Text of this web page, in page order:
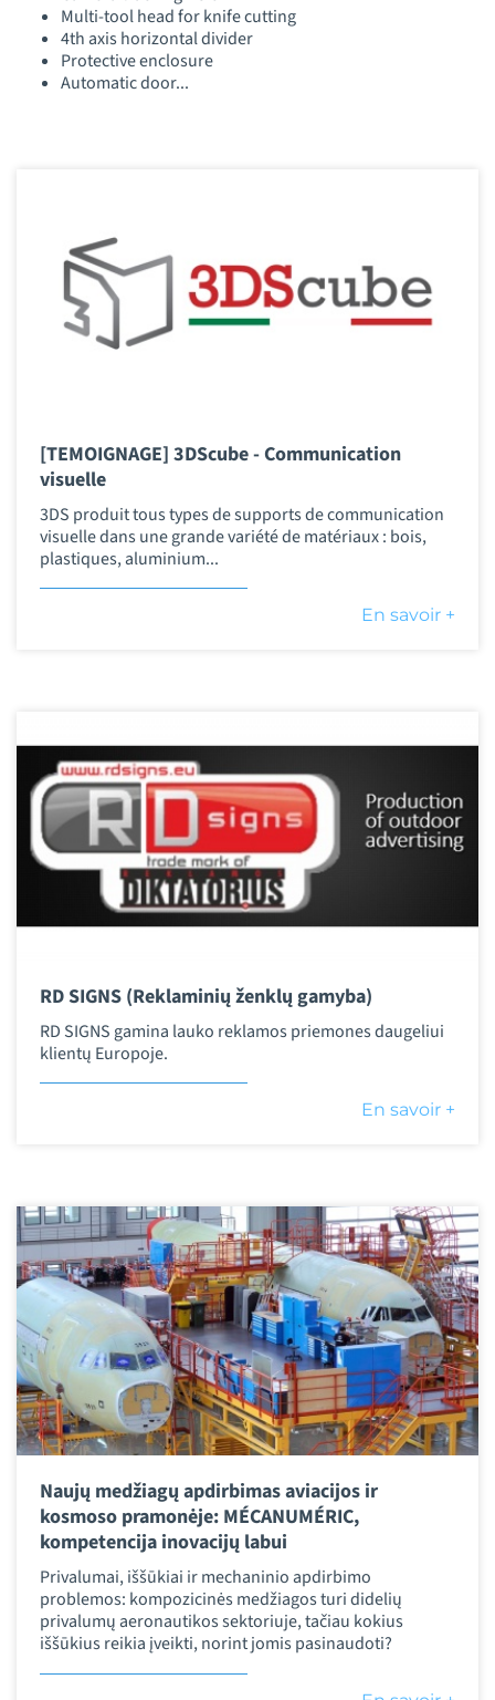
Multi-tool head for knife cutting
4th axis horizontal divider
Protective enclosure
Automatic door...
[TEMOIGNAGE] 3DScube - Communication
visuelle
3DS produit tous types de supports de communication
visuelle dans une grande variété de matériaux : bois,
plastiques, aluminium...
En savoir +
RD SIGNS (Reklaminių ženklų gamyba)
RD SIGNS gamina lauko reklamos priemones daugeliui
klientų Europoje.
En savoir +
Naujų medžiagų apdirbimas aviacijos ir
kosmoso pramonėje: MÉCANUMÉRIC,
kompetencija inovacijų labui
Privalumai, iššūkiai ir mechaninio apdirbimo
problemos: kompozicinės medžiagos turi didelių
privalumų aeronautikos sektoriuje, tačiau kokius
iššūkius reikia įveikti, norint jomis pasinaudoti?